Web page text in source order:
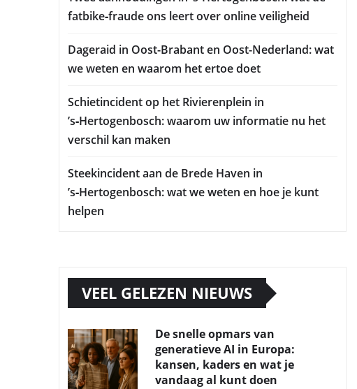
fatbike‑fraude ons leert over online veiligheid
Dageraid in Oost-Brabant en Oost-Nederland: wat
we weten en waarom het ertoe doet
Schietincident op het Rivierenplein in
’s‑Hertogenbosch: waarom uw informatie nu het
verschil kan maken
Steekincident aan de Brede Haven in
’s‑Hertogenbosch: wat we weten en hoe je kunt
helpen
VEEL GELEZEN NIEUWS
De snelle opmars van
generatieve AI in Europa:
kansen, kaders en wat je
vandaag al kunt doen